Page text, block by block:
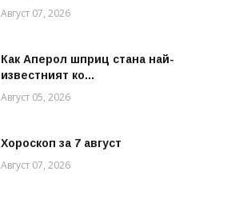
Август 07, 2026
Как Аперол шприц стана най-
известният ко...
Август 05, 2026
Хороскоп за 7 август
Август 07, 2026